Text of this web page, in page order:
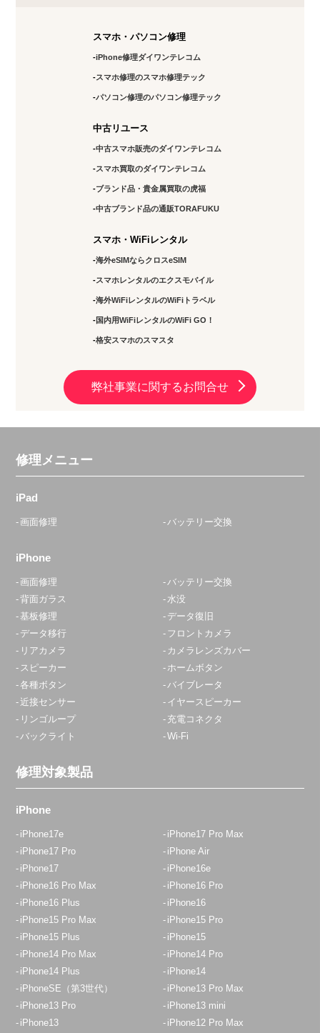
スマホ・パソコン修理
iPhone修理ダイワンテレコム
スマホ修理のスマホ修理テック
パソコン修理のパソコン修理テック
中古リユース
中古スマホ販売のダイワンテレコム
スマホ買取のダイワンテレコム
ブランド品・貴金属買取の虎福
中古ブランド品の通販TORAFUKU
スマホ・WiFiレンタル
海外eSIMならクロスeSIM
スマホレンタルのエクスモバイル
海外WiFiレンタルのWiFiトラベル
国内用WiFiレンタルのWiFi GO！
格安スマホのスマスタ
弊社事業に関するお問合せ
修理メニュー
iPad
画面修理 バッテリー交換
iPhone
画面修理
バッテリー交換
背面ガラス
水没
基板修理
データ復旧
データ移行
フロントカメラ
リアカメラ
カメラレンズカバー
スピーカー
ホームボタン
各種ボタン
バイブレータ
近接センサー
イヤースピーカー
リンゴループ
充電コネクタ
バックライト
Wi-Fi
修理対象製品
iPhone
iPhone17e
iPhone17 Pro Max
iPhone17 Pro
iPhone Air
iPhone17
iPhone16e
iPhone16 Pro Max
iPhone16 Pro
iPhone16 Plus
iPhone16
iPhone15 Pro Max
iPhone15 Pro
iPhone15 Plus
iPhone15
iPhone14 Pro Max
iPhone14 Pro
iPhone14 Plus
iPhone14
iPhoneSE（第3世代）
iPhone13 Pro Max
iPhone13 Pro
iPhone13 mini
iPhone13
iPhone12 Pro Max